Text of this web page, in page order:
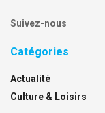
Suivez-nous
Catégories
Actualité
Culture & Loisirs